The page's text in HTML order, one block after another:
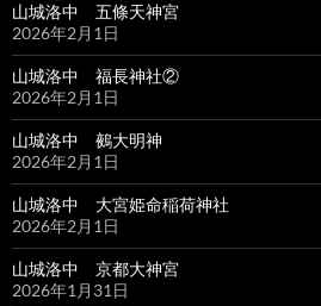
山城洛中 五條天神宮
2026年2月1日
山城洛中 福長神社②
2026年2月1日
山城洛中 鵺大明神
2026年2月1日
山城洛中 大宮姫命稲荷神社
2026年2月1日
山城洛中 京都大神宮
2026年1月31日